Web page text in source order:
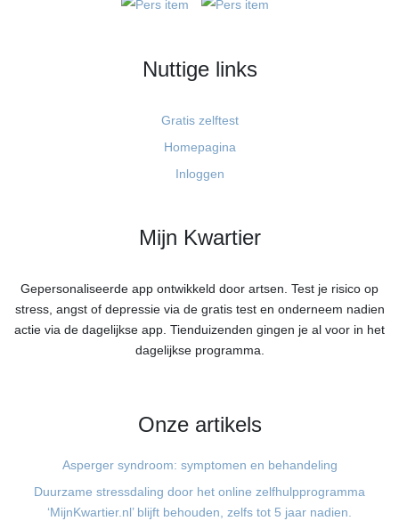
Mijn Kwartier
Gepersonaliseerde app ontwikkeld door artsen. Test je risico op
stress, angst of depressie via de gratis test en onderneem nadien
actie via de dagelijkse app. Tienduizenden gingen je al voor in het
dagelijkse programma.
Nuttige links
Gratis zelftest
Homepagina
Inloggen
Onze artikels
Asperger syndroom: symptomen en behandeling
Duurzame stressdaling door het online zelfhulpprogramma
‘MijnKwartier.nl’ blijft behouden, zelfs tot 5 jaar nadien.